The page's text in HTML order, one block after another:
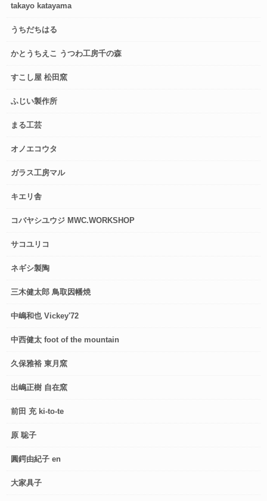
takayo katayama
うちだちはる
かとうちえこ うつわ工房千の森
すこし屋 松田窯
ふじい製作所
まる工芸
オノエコウタ
ガラス工房マル
キエリ舎
コバヤシユウジ MWC.WORKSHOP
サコユリコ
ネギシ製陶
三木健太郎 鳥取因幡焼
中嶋和也 Vickey'72
中西健太 foot of the mountain
久保雅裕 東月窯
出嶋正樹 自在窯
前田 充 ki-to-te
原 聡子
圓鍔由紀子 en
大家具子